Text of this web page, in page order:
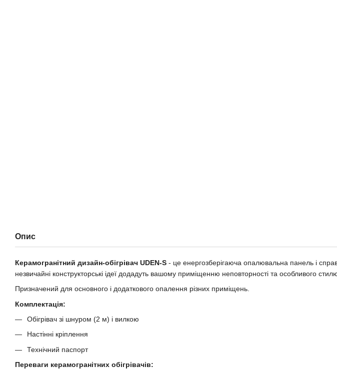
Опис
Керамогранітний дизайн-обігрівач UDEN-S - це енергозберігаюча опалювальна панель і
незвичайні конструкторські ідеї додадуть вашому приміщенню неповторності та особливого
Призначений для основного і додаткового опалення різних приміщень.
Комплектація:
Обігрівач зі шнуром (2 м) і вилкою
Настінні кріплення
Технічний паспорт
Переваги керамогранітних обігрівачів: